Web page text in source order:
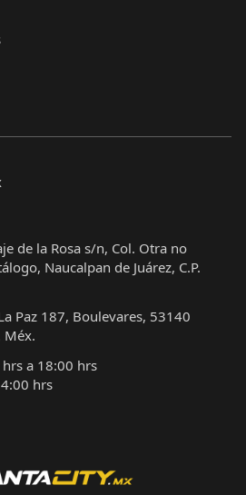
de la Rosa s/n, Col. Otra no
Naucalpan de Juárez, C.P.
Paz 187, Boulevares, 53140
Méx.
a 18:00 hrs
hrs